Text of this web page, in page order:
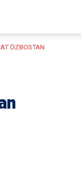
ÖZBOSTAN